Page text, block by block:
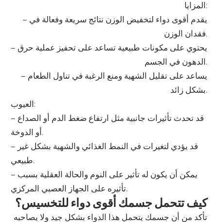
المزايا:
– يقدم أقوى دواء لتخفيض الوزن نتائج سريعة وفعالة في
فقدان الوزن.
– يحتوي على مكونات طبيعية تساعد على تحفيز عملية حرق
الدهون في الجسم.
– يساعد على تقليل الشهية ومنع الرغبة في تناول الطعام
بشكل زائد.
العيوب:
– قد تحدث تأثيرات جانبية مثل ارتفاع ضغط الدم أو الصداع
أو الدوخة.
– قد يؤدي لتغيرات في النمط الغذائي والشهية بشكل غير
طبيعي.
– يمكن أن يكون له تأثير على النوم والحالة العقلية بسبب
تأثيره على الجهاز العصبي المركزي.
كيف تتحمل جسمك أقوى دواء للتخسيس؟
تأكد من أن جسمك يتحمل هذا الدواء بشكل جيد ولا يصاحبه